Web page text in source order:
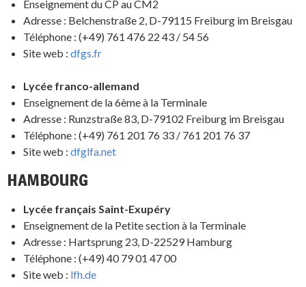
Enseignement du CP au CM2
Adresse : Belchenstraße 2, D-79115 Freiburg im Breisgau
Téléphone : (+49) 761 476 22 43 / 54 56
Site web : dfgs.fr
Lycée franco-allemand
Enseignement de la 6ème à la Terminale
Adresse : Runzstraße 83, D-79102 Freiburg im Breisgau
Téléphone : (+49) 761 201 76 33 / 761 201 76 37
Site web : dfglfa.net
HAMBOURG
Lycée français Saint-Exupéry
Enseignement de la Petite section à la Terminale
Adresse : Hartsprung 23, D-22529 Hamburg
Téléphone : (+49) 40 79 01 47 00
Site web : lfh.de